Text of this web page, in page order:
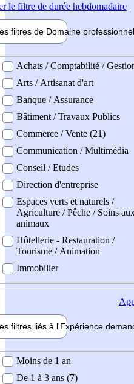
le filtre de durée hebdomadaire
filtres de Domaine professionnel
professionel
Achats / Comptabilité /
Arts / Artisanat d'art
Banque / Assurance
Bâtiment / Travaux Publics
Commerce / Vente (21)
Communication / Multimédia
Conseil / Etudes
Direction d'entreprise
Espaces verts et naturels /
Agriculture / Pêche / Soins
animaux
Hôtellerie - Restauration /
Tourisme / Animation
Immobilier
filtres liés à l'Expérience
demandée
Moins de 1 an
De 1 à 3 ans (7)